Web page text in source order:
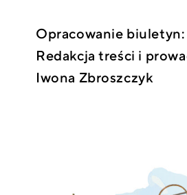
Opracowanie
Redakcja treści i
Iwona Zbroszczyk